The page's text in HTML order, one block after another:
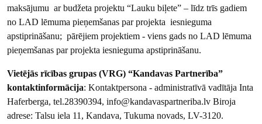
maksājumu ar budžeta projektu “Lauku biļete” – līdz trīs gadiem
no LAD lēmuma pieņemšanas par projekta iesnieguma
apstiprināšanu; pārējiem projektiem - viens gads no LAD lēmuma
pieņemšanas par projekta iesnieguma apstiprināšanu.
Vietējās rīcības grupas (VRG) “Kandavas Partnerība”
kontaktinformācija: Kontaktpersona - administratīvā vadītāja Inta
Haferberga, tel.28390394, info@kandavaspartneriba.lv Biroja
adrese: Talsu iela 11, Kandava, Tukuma novads, LV-3120.